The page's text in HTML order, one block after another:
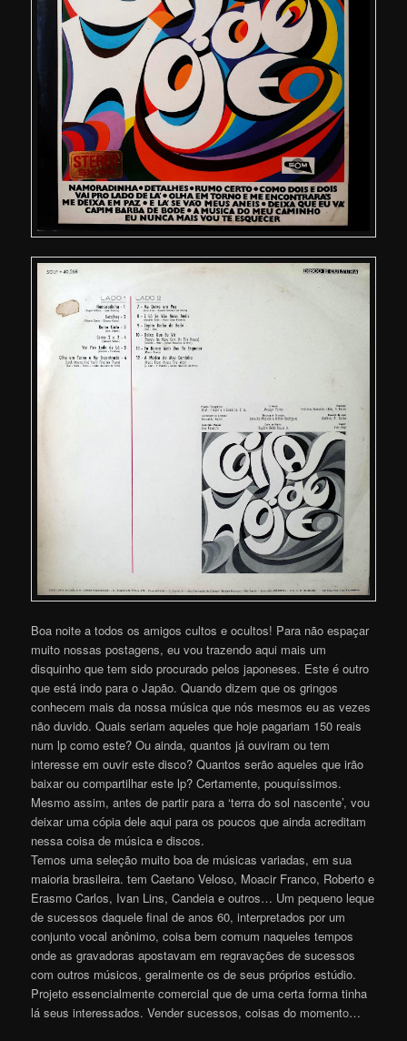
Boa noite a todos os amigos cultos e ocultos! Para não espaçar
muito nossas postagens, eu vou trazendo aqui mais um
disquinho que tem sido procurado pelos japoneses. Este é outro
que está indo para o Japão. Quando dizem que os gringos
conhecem mais da nossa música que nós mesmos eu as vezes
não duvido. Quais seriam aqueles que hoje pagariam 150 reais
num lp como este? Ou ainda, quantos já ouviram ou tem
interesse em ouvir este disco? Quantos serão aqueles que irão
baixar ou compartilhar este lp? Certamente, pouquíssimos.
Mesmo assim, antes de partir para a ‘terra do sol nascente’, vou
deixar uma cópia dele aqui para os poucos que ainda acreditam
nessa coisa de música e discos.
Temos uma seleção muito boa de músicas variadas, em sua
maioria brasileira. tem Caetano Veloso, Moacir Franco, Roberto e
Erasmo Carlos, Ivan Lins, Candeia e outros… Um pequeno leque
de sucessos daquele final de anos 60, interpretados por um
conjunto vocal anônimo, coisa bem comum naqueles tempos
onde as gravadoras apostavam em regravações de sucessos
com outros músicos, geralmente os de seus próprios estúdio.
Projeto essencialmente comercial que de uma certa forma tinha
lá seus interessados. Vender sucessos, coisas do momento…